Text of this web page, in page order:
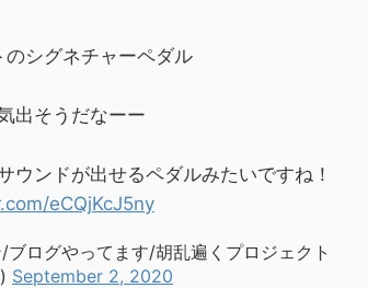
のシグネチャーペダル
出そうだなーー
ウンドが出せるペダルみたいですね！
eCQjKcJ5ny
ログやってます/胡乱遍くプロジェクト
September 2, 2020